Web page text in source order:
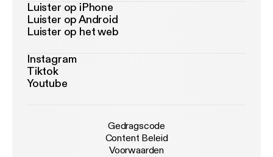
Luister op iPhone
Luister op Android
Luister op het web
Instagram
Tiktok
Youtube
Gedragscode
Content Beleid
Voorwaarden